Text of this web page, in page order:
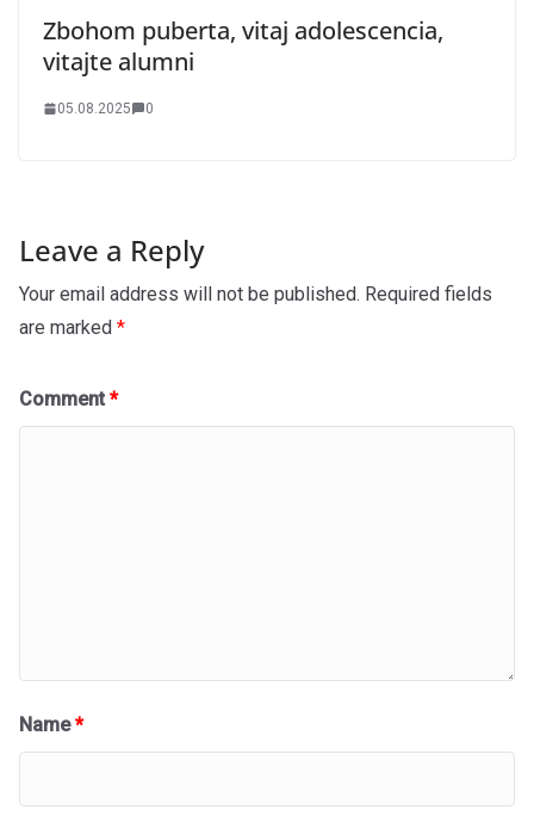
Zbohom puberta, vitaj adolescencia,
vitajte alumni
05.08.2025 0
Leave a Reply
Your email address will not be published. Required fields
are marked *
Comment *
Name*